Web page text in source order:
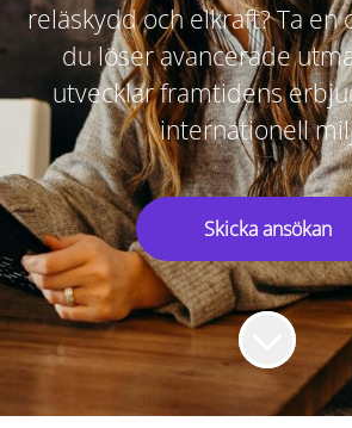
reläskydd och elkraft? Ta en
du löser avancerade
utvecklar framtidens
internationell
Skicka ansökan